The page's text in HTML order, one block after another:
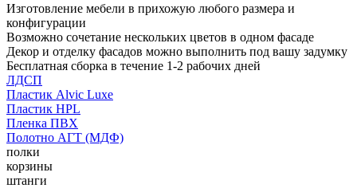
Изготовление мебели в прихожую любого размера и
конфигурации
Возможно сочетание нескольких цветов в одном фасаде
Декор и отделку фасадов можно выполнить под вашу задумку
Бесплатная сборка в течение 1-2 рабочих дней
ЛДСП
Пластик Alvic Luxe
Пластик HPL
Пленка ПВХ
Полотно АГТ (МДФ)
полки
корзины
штанги